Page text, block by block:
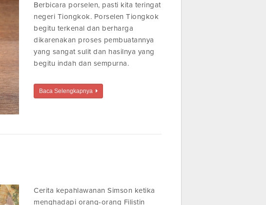
Berbicara porselen, pasti kita teringat
negeri Tiongkok. Porselen Tiongkok
begitu terkenal dan berharga
dikarenakan proses pembuatannya
yang sangat sulit dan hasilnya yang
begitu indah dan sempurna.
Baca Selengkapnya
Cerita kepahlawanan Simson ketika
menghadapi orang-orang Filistin